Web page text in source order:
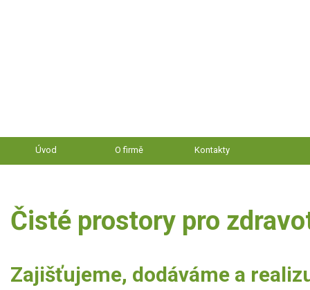
Úvod O firmě Kontakty
Čisté prostory pro
Zajišťujeme, dodáváme a